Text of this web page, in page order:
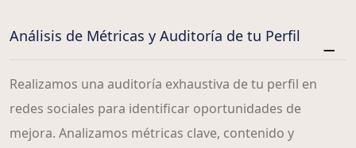
Análisis de Métricas y Auditoría de tu Perfil
Realizamos una auditoría exhaustiva de tu perfil en
redes sociales para identificar oportunidades de
mejora. Analizamos métricas clave, contenido y